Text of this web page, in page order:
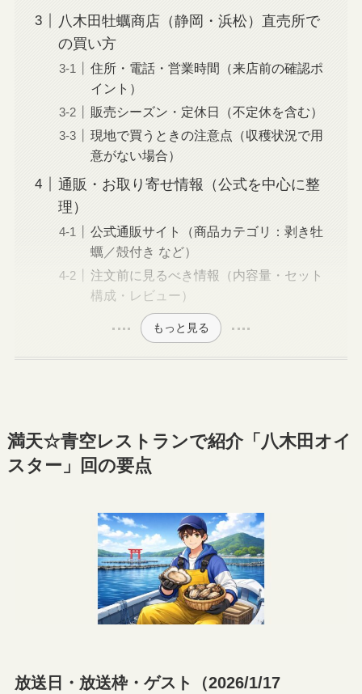
八木田牡蠣商店（静岡・浜松）直売所で
の買い方
住所・電話・営業時間（来店前の確認ポ
イント）
販売シーズン・定休日（不定休を含む）
現地で買うときの注意点（収穫状況で用
意がない場合）
通販・お取り寄せ情報（公式を中心に整
理）
公式通販サイト（商品カテゴリ：剥き牡
蠣／殻付き など）
注文前に見るべき情報（内容量・セット
構成・レビュー）
もっと見る
満天☆青空レストランで紹介「八木田オイ
スター」回の要点
放送日・放送枠・ゲスト（2026/1/17